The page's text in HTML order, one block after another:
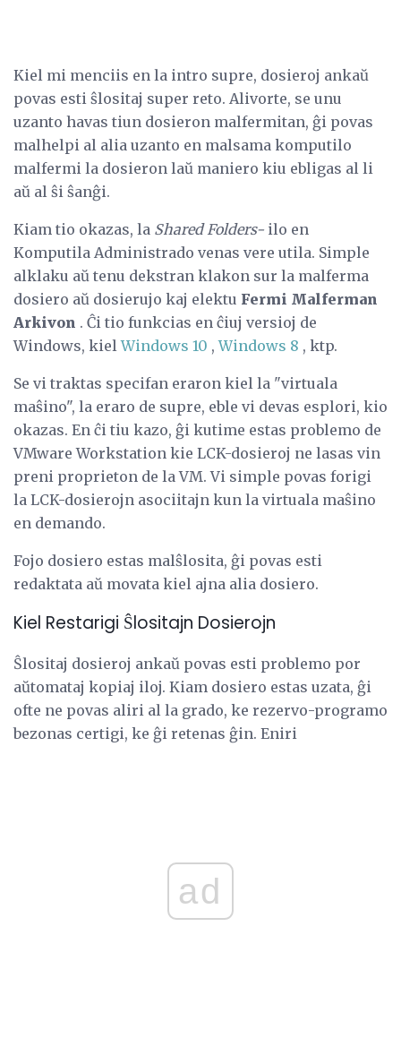
Kiel mi menciis en la intro supre, dosieroj ankaŭ
povas esti ŝlositaj super reto. Alivorte, se unu
uzanto havas tiun dosieron malfermitan, ĝi povas
malhelpi al alia uzanto en malsama komputilo
malfermi la dosieron laŭ maniero kiu ebligas al li
aŭ al ŝi ŝanĝi.
Kiam tio okazas, la Shared Folders- ilo en
Komputila Administrado venas vere utila. Simple
alklaku aŭ tenu dekstran klakon sur la malferma
dosiero aŭ dosierujo kaj elektu Fermi Malferman
Arkivon . Ĉi tio funkcias en ĉiuj versioj de
Windows, kielWindows 10 ,Windows 8 , ktp.
Se vi traktas specifan eraron kiel la "virtuala
maŝino", la eraro de supre, eble vi devas esplori, kio
okazas. En ĉi tiu kazo, ĝi kutime estas problemo de
VMware Workstation kie LCK-dosieroj ne lasas vin
preni proprieton de la VM. Vi simple povas forigi
la LCK-dosierojn asociitajn kun la virtuala maŝino
en demando.
Fojo dosiero estas malŝlosita, ĝi povas esti
redaktata aŭ movata kiel ajna alia dosiero.
Kiel Restarigi Ŝlositajn Dosierojn
Ŝlositaj dosieroj ankaŭ povas esti problemo por
aŭtomataj kopiaj iloj. Kiam dosiero estas uzata, ĝi
ofte ne povas aliri al la grado, ke rezervo-programo
bezonas certigi, ke ĝi retenas ĝin. Eniri
ad